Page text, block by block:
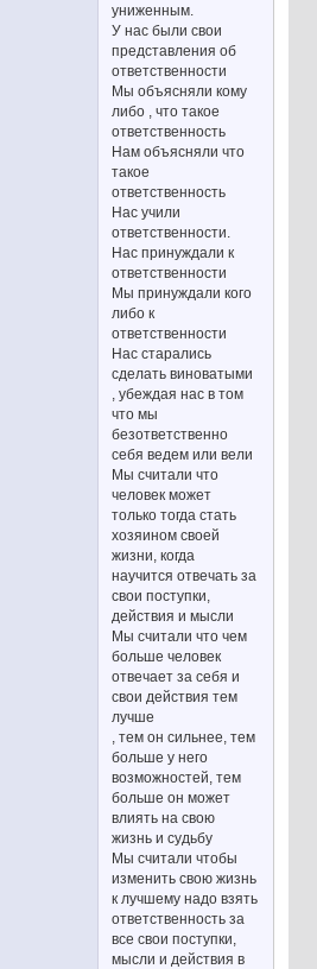
униженным.
У нас были свои
представления об
ответственности
Мы объясняли кому
либо , что такое
ответственность
Нам объясняли что
такое
ответственность
Нас учили
ответственности.
Нас принуждали к
ответственности
Мы принуждали кого
либо к
ответственности
Нас старались
сделать виноватыми
, убеждая нас в том
что мы
безответственно
себя ведем или вели
Мы считали что
человек может
только тогда стать
хозяином своей
жизни, когда
научится отвечать за
свои поступки,
действия и мысли
Мы считали что чем
больше человек
отвечает за себя и
свои действия тем
лучше
, тем он сильнее, тем
больше у него
возможностей, тем
больше он может
влиять на свою
жизнь и судьбу
Мы считали чтобы
изменить свою жизнь
к лучшему надо взять
ответственность за
все свои поступки,
мысли и действия в